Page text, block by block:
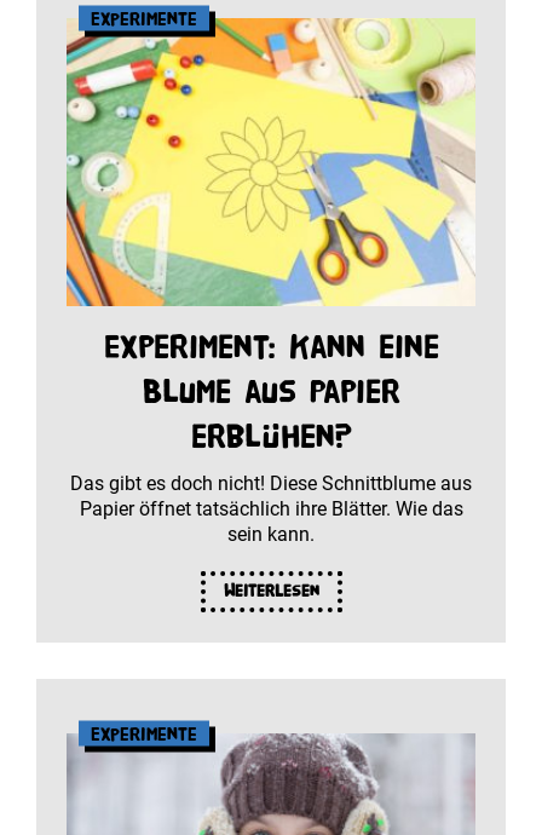
Experimente
Experiment: Kann eine
Blume aus Papier
erblühen?
Das gibt es doch nicht! Diese Schnittblume aus
Papier öffnet tatsächlich ihre Blätter. Wie das
sein kann.
Weiterlesen
Experimente